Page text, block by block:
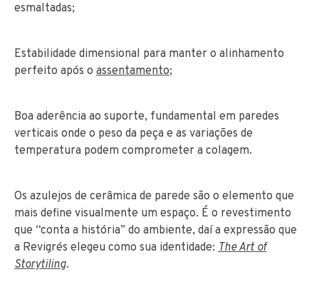
esmaltadas;
Estabilidade dimensional para manter o alinhamento
perfeito após o assentamento;
Boa aderência ao suporte, fundamental em paredes
verticais onde o peso da peça e as variações de
temperatura podem comprometer a colagem.
Os azulejos de cerâmica de parede são o elemento que
mais define visualmente um espaço. É o revestimento
que “conta a história” do ambiente, daí a expressão que
a Revigrés elegeu como sua identidade: The Art of
Storytiling.